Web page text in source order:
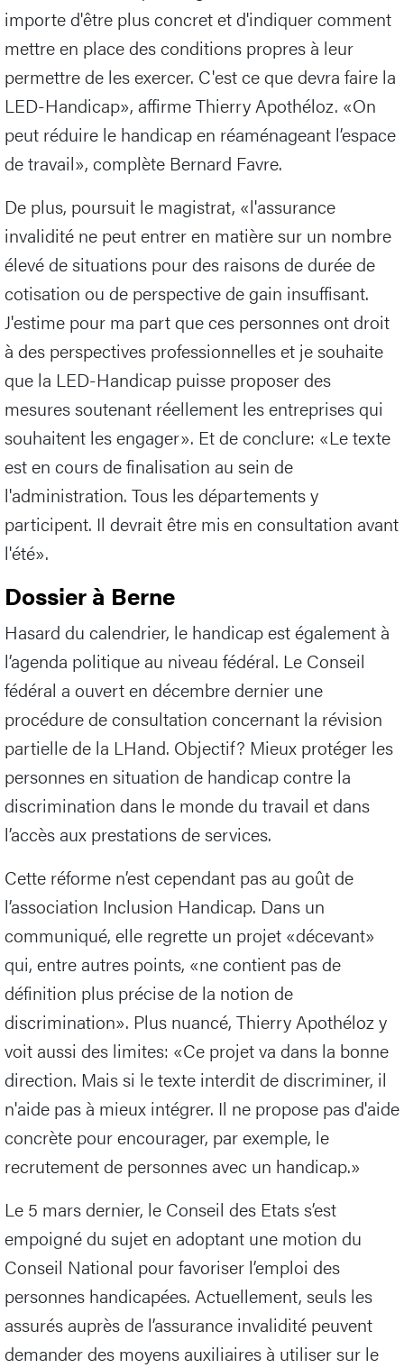
importe d'être plus concret et d'indiquer comment
mettre en place des conditions propres à leur
permettre de les exercer. C'est ce que devra faire la
LED-Handicap», affirme Thierry Apothéloz. «On
peut réduire le handicap en réaménageant l’espace
de travail», complète Bernard Favre.
De plus, poursuit le magistrat, «l'assurance
invalidité ne peut entrer en matière sur un nombre
élevé de situations pour des raisons de durée de
cotisation ou de perspective de gain insuffisant.
J'estime pour ma part que ces personnes ont droit
à des perspectives professionnelles et je souhaite
que la LED-Handicap puisse proposer des
mesures soutenant réellement les entreprises qui
souhaitent les engager». Et de conclure: «Le texte
est en cours de finalisation au sein de
l'administration. Tous les départements y
participent. Il devrait être mis en consultation avant
l'été».
Dossier à Berne
Hasard du calendrier, le handicap est également à
l’agenda politique au niveau fédéral. Le Conseil
fédéral a ouvert en décembre dernier une
procédure de consultation concernant la révision
partielle de la LHand. Objectif? Mieux protéger les
personnes en situation de handicap contre la
discrimination dans le monde du travail et dans
l’accès aux prestations de services.
Cette réforme n’est cependant pas au goût de
l’association Inclusion Handicap. Dans un
communiqué, elle regrette un projet «décevant»
qui, entre autres points, «ne contient pas de
définition plus précise de la notion de
discrimination». Plus nuancé, Thierry Apothéloz y
voit aussi des limites: «Ce projet va dans la bonne
direction. Mais si le texte interdit de discriminer, il
n'aide pas à mieux intégrer. Il ne propose pas d'aide
concrète pour encourager, par exemple, le
recrutement de personnes avec un handicap.»
Le 5 mars dernier, le Conseil des Etats s’est
empoigné du sujet en adoptant une motion du
Conseil National pour favoriser l’emploi des
personnes handicapées. Actuellement, seuls les
assurés auprès de l’assurance invalidité peuvent
demander des moyens auxiliaires à utiliser sur le